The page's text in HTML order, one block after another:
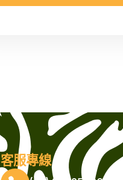
客服專線